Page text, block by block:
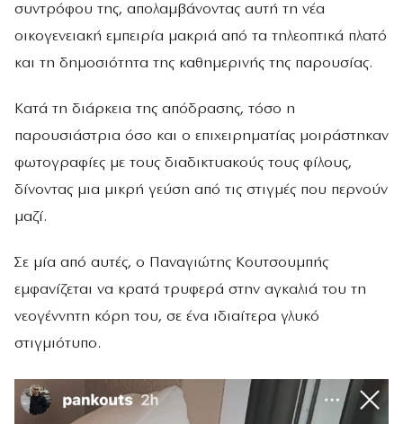
συντρόφου της, απολαμβάνοντας αυτή τη νέα
οικογενειακή εμπειρία μακριά από τα τηλεοπτικά πλατό
και τη δημοσιότητα της καθημερινής της παρουσίας.
Κατά τη διάρκεια της απόδρασης, τόσο η
παρουσιάστρια όσο και ο επιχειρηματίας μοιράστηκαν
φωτογραφίες με τους διαδικτυακούς τους φίλους,
δίνοντας μια μικρή γεύση από τις στιγμές που περνούν
μαζί.
Σε μία από αυτές, ο Παναγιώτης Κουτσουμπής
εμφανίζεται να κρατά τρυφερά στην αγκαλιά του τη
νεογέννητη κόρη του, σε ένα ιδιαίτερα γλυκό
στιγμιότυπο.